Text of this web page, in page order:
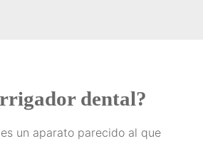
dental?
es un aparato parecido al que